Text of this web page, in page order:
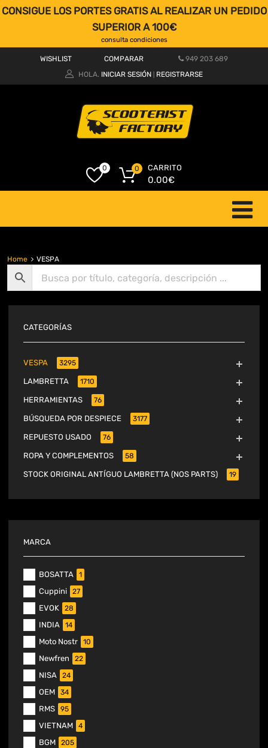
CONSIGUE LOS PORTES GRATIS AL REALIZAR UN PEDIDO
SUPERIOR A 100€
consulta condiciones
WISHLIST COMPARAR
949 203 689
HOLA. INICIAR SESIÓN REGISTRARSE
0 CARRITO
0.00€
0
Home VESPA
CATEGORÍAS
VESPA 3295
LAMBRETTA 1710
HERRAMIENTAS 76
BÚSQUEDA POR DESPIECE 3177
REPUESTO USADO 76
ROPA Y COMPLEMENTOS 58
STOCK ORIGINAL ANTÍGUO LAMBRETTA (NOS PARTS) 19
MARCA
BOSATTA 1
Cuppini 27
EVOK 28
INDIA 14
Moto Nostr 10
Newfren 22
NISA 24
OEM 34
RMS 95
VIETNAM 4
BGM 205